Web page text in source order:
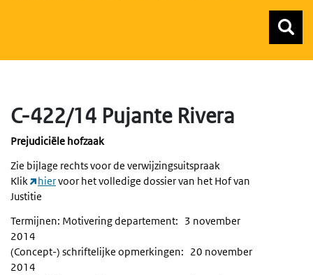
C-422/14 Pujante Rivera
Prejudiciële hofzaak
Zie bijlage rechts voor de verwijzingsuitspraak
Klik
hiervoor het volledige dossier van het Hof van
Justitie
Termijnen: Motivering departement: 3 november
2014
(Concept-) schriftelijke opmerkingen: 20 november
2014